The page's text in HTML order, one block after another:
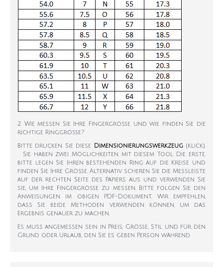
2. Wie messen Sie Ihre Fingergröße und wie finden Sie die
richtige Ringgröße?
Bitte drucken Sie diese Dimensionierungswerkzeug (klick).
Sie haben zwei Möglichkeiten mit diesem Tool. Die erste,
bitte legen Sie Ihren bestehenden Ring auf die Kreise und
finden Sie Ihre Größe. Alternativ scheren Sie die Messleiste
auf der rechten Seite des Papiers aus und verwenden Sie
sie, um Ihre Fingergröße zu messen. Bitte folgen Sie den
Anweisungen im obigen PDF-Dokument. Wir empfehlen,
dass Sie beide Methoden verwenden können, um das
Ergebnis genauer zu machen.
Es muss angemessen sein in Preis, Größe, Stil und für den
Grund oder Urlaub, den Sie es geben Person während.